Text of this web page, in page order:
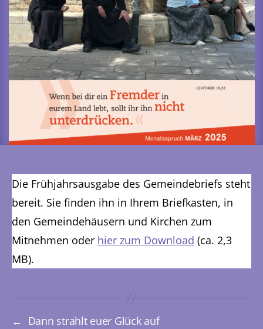
Die Frühjahrsausgabe des Gemeindebriefs steht
bereit. Sie finden ihn in Ihrem Briefkasten, in
den Gemeindehäusern und Kirchen zum
Mitnehmen oder hier zum Download (ca. 2,3
MB).
← Dann strahlt euer Glück auf